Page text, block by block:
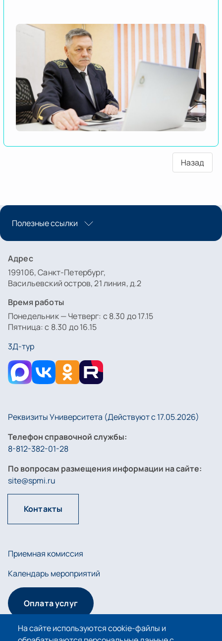
Назад
На сайте используются cookie-файлы и
Полезные ссылки
Адрес
199106, Санкт-Петербург,
Васильевский остров, 21 линия, д.2
Время работы
Понедельник — Четверг: с 8.30 до 17.15
Пятница: с 8.30 до 16.15
3Д-тур
Реквизиты Университета (Действуют с 17.05.2026)
Телефон справочной службы:
8-812-382-01-28
По вопросам размещения информации на сайте:
site@spmi.ru
Контакты
Приемная комиссия
Календарь мероприятий
Оплата услуг